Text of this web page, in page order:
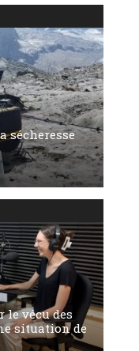
sécheresse
le vécu des
situation de